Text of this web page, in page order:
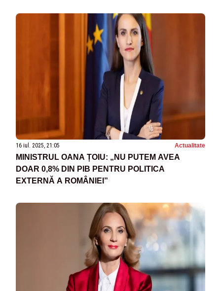
16 iul. 2025, 21:05 Actualitate
MINISTRUL OANA ȚOIU: „NU PUTEM AVEA
DOAR 0,8% DIN PIB PENTRU POLITICA
EXTERNĂ A ROMÂNIEI”